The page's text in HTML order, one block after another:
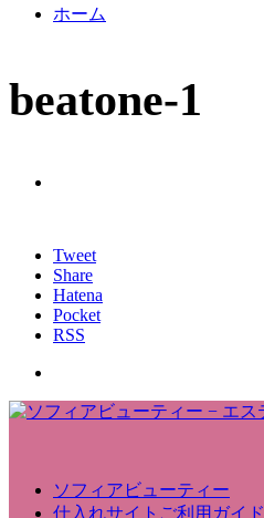
ホーム
beatone-1
Tweet
Share
Hatena
Pocket
RSS
ソフィアビューティー
仕入れサイトご利用ガイド